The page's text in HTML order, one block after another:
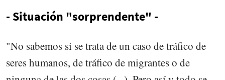
- Situación "sorprendente" -
"No sabemos si se trata de un caso de tráfico de
seres humanos, de tráfico de migrantes o de